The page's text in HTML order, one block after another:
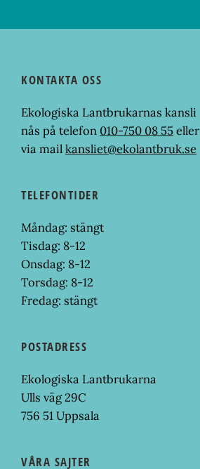
KONTAKTA OSS
Ekologiska Lantbrukarnas kansli
nås på telefon 010-750 08 55eller
via mailkansliet@ekolantbruk.se
TELEFONTIDER
Måndag: stängt
Tisdag: 8-12
Onsdag: 8-12
Torsdag: 8-12
Fredag: stängt
POSTADRESS
Ekologiska Lantbrukarna
Ulls väg 29C
756 51 Uppsala
VÅRA SAJTER